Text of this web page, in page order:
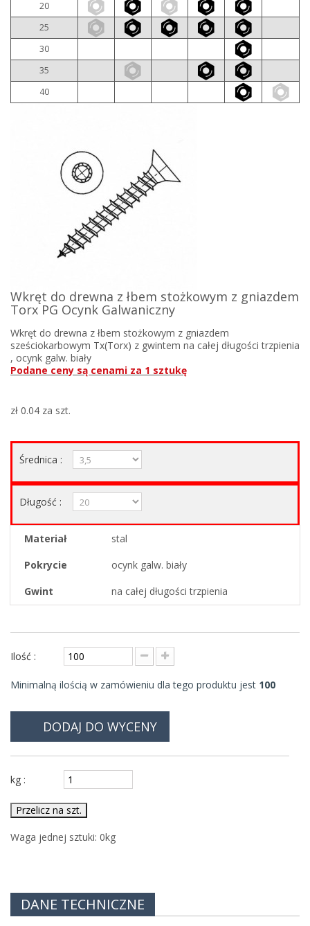
20
25
30
35
40
Wkręt do drewna z łbem stożkowym z gniazdem
Torx PG Ocynk Galwaniczny
Wkręt do drewna z łbem stożkowym z gniazdem
sześciokarbowym Tx(Torx) z gwintem na całej długości trzpienia
, ocynk galw. biały
Podane ceny są cenami za 1 sztukę
zł 0.04 za szt.
Średnica :
Długość :
Materiał
stal
Pokrycie
ocynk galw. biały
Gwint
na całej długości trzpienia
Ilość :
Minimalną ilością w zamówieniu dla tego produktu jest 100
DODAJ DO WYCENY
kg :
Przelicz na szt.
Waga jednej sztuki: 0kg
DANE TECHNICZNE